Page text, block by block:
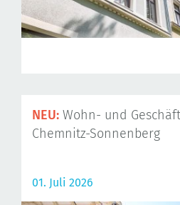
NEU: Wohn- und
Chemnitz-Sonnenberg
01. Juli 2026